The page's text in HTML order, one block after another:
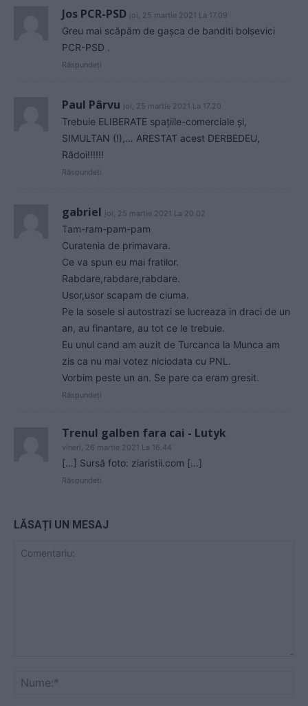
Jos PCR-PSD joi, 25 martie 2021 La 17.09
Greu mai scăpăm de gașca de banditi bolșevici
PCR-PSD .
Răspundeți
Paul Pârvu joi, 25 martie 2021 La 17.20
Trebuie ELIBERATE spațiile-comerciale și,
SIMULTAN (!),… ARESTAT acest DERBEDEU,
Rădoi!!!!!!
Răspundeți
gabriel joi, 25 martie 2021 La 20.02
Tam-ram-pam-pam
Curatenia de primavara.
Ce va spun eu mai fratilor.
Rabdare,rabdare,rabdare.
Usor,usor scapam de ciuma.
Pe la sosele si autostrazi se lucreaza in draci de un
an, au finantare, au tot ce le trebuie.
Eu unul cand am auzit de Turcanca la Munca am
zis ca nu mai votez niciodata cu PNL.
Vorbim peste un an. Se pare ca eram gresit.
Răspundeți
Trenul galben fara cai - Lutyk
vineri, 26 martie 2021 La 16.44
[…] Sursă foto: ziaristii.com […]
Răspundeți
LĂSAȚI UN MESAJ